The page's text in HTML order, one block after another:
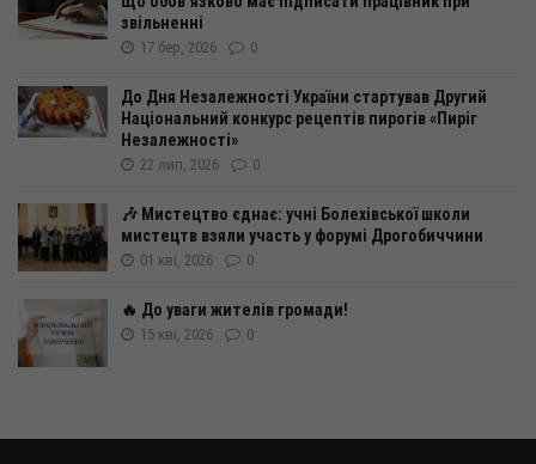
звільненні
17 бер, 2026 0
До Дня Незалежності України стартував Другий
Національний конкурс рецептів пирогів «Пиріг
Незалежності»
22 лип, 2026 0
🎶 Мистецтво єднає: учні Болехівської школи
мистецтв взяли участь у форумі Дрогобиччини
01 кві, 2026 0
🔥 До уваги жителів громади!
15 кві, 2026 0